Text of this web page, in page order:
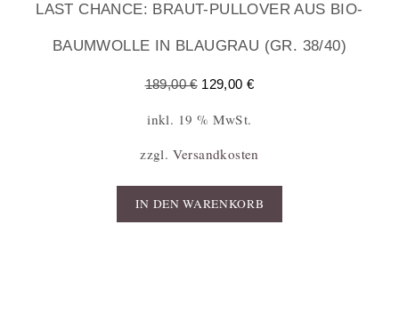
LAST CHANCE: BRAUT-PULLOVER AUS BIO-
BAUMWOLLE IN BLAUGRAU (GR. 38/40)
189,00€ 129,00€
inkl. 19 % MwSt.
zzgl. Versandkosten
IN DEN WARENKORB